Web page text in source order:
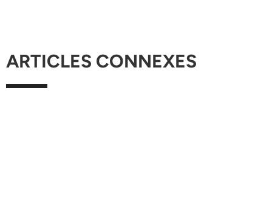
ARTICLES CONNEXES